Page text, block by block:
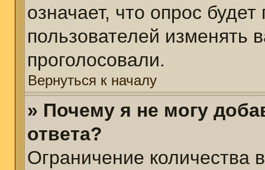
означает, что опрос
пользователей изменять
проголосовали.
Вернуться к началу
» Почему я не могу
ответа?
Ограничение количества